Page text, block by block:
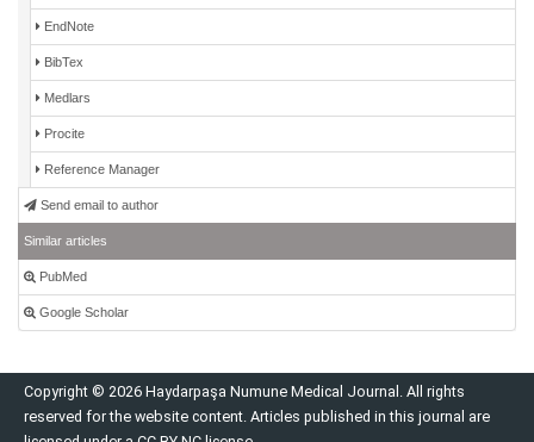
EndNote
BibTex
Medlars
Procite
Reference Manager
Send email to author
Similar articles
PubMed
Google Scholar
Copyright © 2026 Haydarpaşa Numune Medical Journal. All rights
reserved for the website content. Articles published in this journal are